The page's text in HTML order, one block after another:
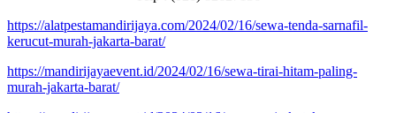
https://alatpestamandirijaya.com/2024/02/16/sewa-tenda-sarnafil-
kerucut-murah-jakarta-barat/
https://mandirijayaevent.id/2024/02/16/sewa-tirai-hitam-paling-
murah-jakarta-barat/